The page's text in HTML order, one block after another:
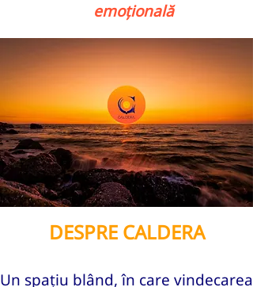
emoțională
DESPRE CALDERA
Un spațiu blând, în care vindecarea